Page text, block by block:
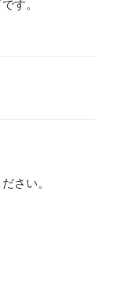
す。
さい。